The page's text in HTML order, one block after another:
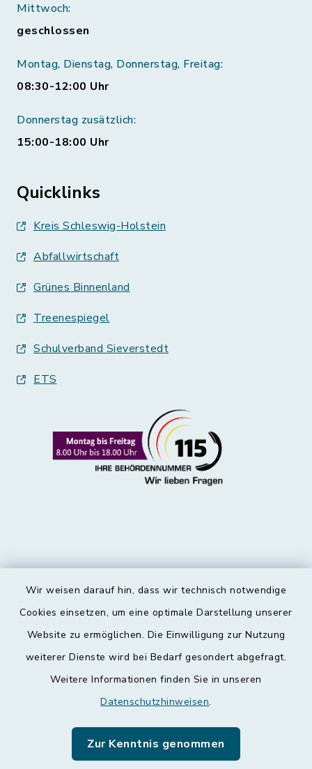
Wir weisen darauf hin, dass wir technisch notwendige
Cookies einsetzen, um eine optimale Darstellung unserer
Website zu ermöglichen. Die Einwilligung zur Nutzung
weiterer Dienste wird bei Bedarf gesondert abgefragt.
Weitere Informationen finden Sie in unseren
Datenschutzhinweisen.
Zur Kenntnis genommen
Mittwoch:
geschlossen
Montag, Dienstag, Donnerstag, Freitag:
08:30-12:00 Uhr
Donnerstag zusätzlich:
15:00-18:00 Uhr
Quicklinks
Kreis Schleswig-Holstein
Abfallwirtschaft
Grünes Binnenland
Treenespiegel
Schulverband Sieverstedt
ETS
Kontakt
Datenschutz
Leichte Sprache